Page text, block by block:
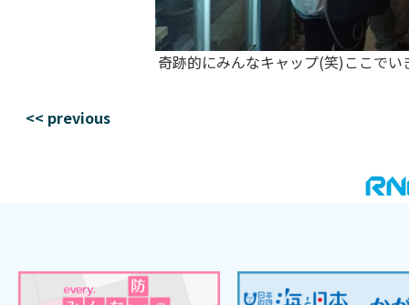
奇跡的にみんなキャップ(笑)ここで
<< previous